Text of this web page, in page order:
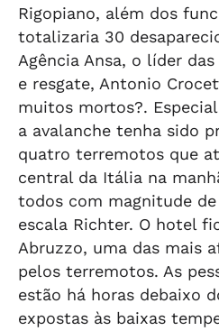
Rigopiano, além dos
totalizaria 30
Agência Ansa, o líder
e resgate, Antonio
muitos mortos?.
a avalanche tenha sido
quatro terremotos que
central da Itália na
todos com magnitude de
escala Richter. O hotel
Abruzzo, uma das mais
pelos terremotos. As
estão há horas debaixo
expostas às baixas